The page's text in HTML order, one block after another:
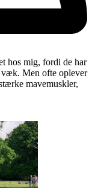
hos mig, fordi de har
Men ofte oplever
mavemuskler,